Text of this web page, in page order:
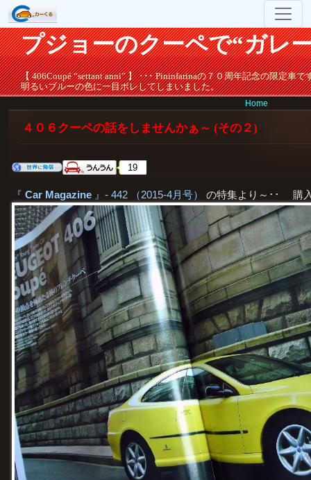
プジョーのクーペで“ガレ
【 406Coupé “settant anni” 】 ･･･ Pininfarinaの７０周年記念の限定車で
明るいブルーの色に一目ボレしてしまいました。
Home
４０６クーペの話をしませんかぁ～ (その２)
19
『 Car Magazine 』- 442 （2015-4月号） の特集より～･･ 購